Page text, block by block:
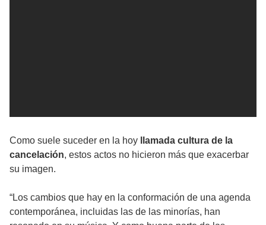
Como suele suceder en la hoy
llamada cultura de la
cancelación, estos actos no hicieron más que exacerbar
su imagen.
“Los cambios que hay en la conformación de una agenda
contemporánea, incluidas las de las minorías, han